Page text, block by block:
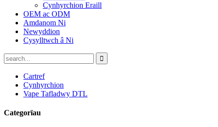
Cynhyrchion Eraill
OEM ac ODM
Amdanom Ni
Newyddion
Cysylltwch â Ni
Cartref
Cynhyrchion
Vape Tafladwy DTL
Categorïau